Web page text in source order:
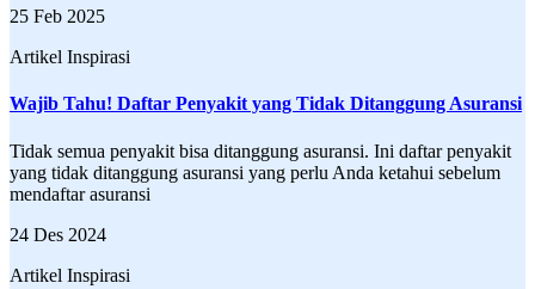
25 Feb 2025
Artikel Inspirasi
Wajib Tahu! Daftar Penyakit yang Tidak Ditanggung Asuransi
Tidak semua penyakit bisa ditanggung asuransi. Ini daftar penyakit
yang tidak ditanggung asuransi yang perlu Anda ketahui sebelum
mendaftar asuransi
24 Des 2024
Artikel Inspirasi